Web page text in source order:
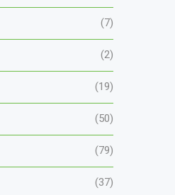
(7)
(2)
(19)
(50)
(79)
(37)